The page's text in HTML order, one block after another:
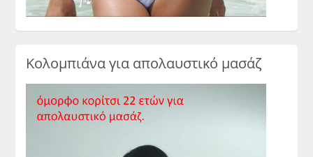
Κολομπιάνα για απολαυστικό μασάζ